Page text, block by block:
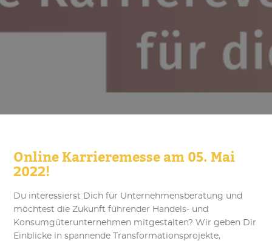
Online Karrieremesse am 05. Mai
2022!
Du interessierst Dich für Unternehmensberatung und
möchtest die Zukunft führender Handels- und
Konsumgüterunternehmen mitgestalten? Wir geben Dir
Einblicke in spannende Transformationsprojekte,